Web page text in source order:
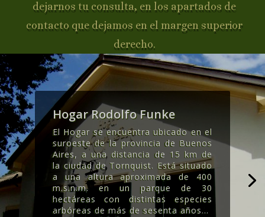
dejarnos tu consulta, en los apartados de
contacto que dejamos en el margen superior
derecho.
Hogar Rodolfo Funke
El Hogar se encuentra ubicado en el
suroeste de la provincia de Buenos
Aires, a una distancia de 15 km de
la ciudad de Tornquist. Está situado
a una altura aproximada de 400
m.s.n.m. en un parque de 30
hectáreas con distintas especies
arbóreas de más de sesenta años...